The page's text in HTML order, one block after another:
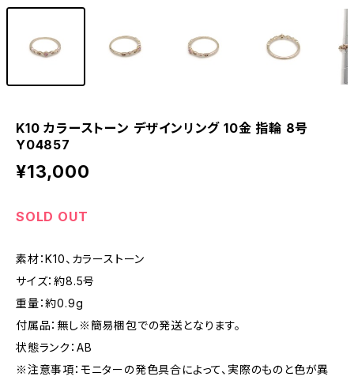
K10 カラーストーン デザインリング 10金 指輪 8号
Y04857
¥13,000
SOLD OUT
素材：K10、カラーストーン
サイズ：約8.5号
重量：約0.9g
付属品：無し※簡易梱包での発送となります。
状態ランク：AB
※注意事項：モニターの発色具合によって、実際のものと色が異